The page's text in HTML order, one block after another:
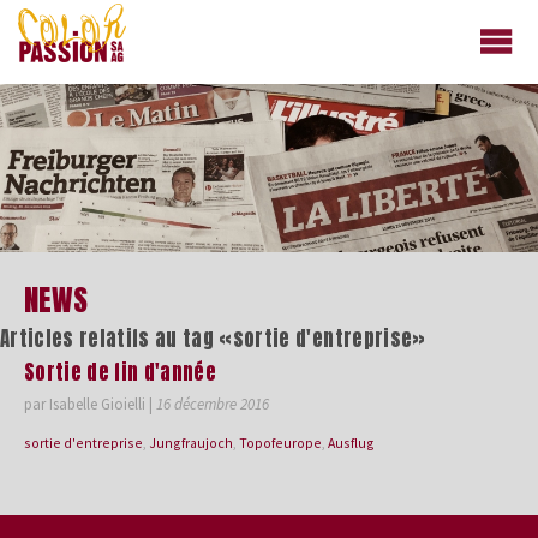
NEWS
Articles relatifs au tag «sortie d'entreprise»
Sortie de fin d'année
par Isabelle Gioielli | 16 décembre 2016
sortie d'entreprise, Jungfraujoch, Topofeurope, Ausflug